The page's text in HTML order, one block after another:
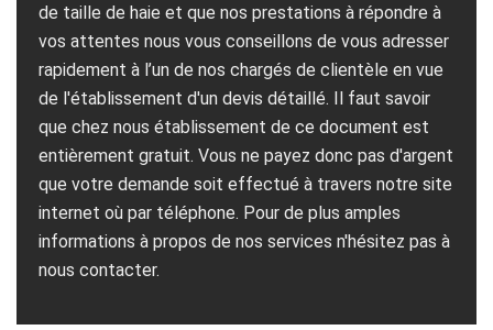
de taille de haie et que nos prestations à répondre à
vos attentes nous vous conseillons de vous adresser
rapidement à l’un de nos chargés de clientèle en vue
de l'établissement d'un devis détaillé. Il faut savoir
que chez nous établissement de ce document est
entièrement gratuit. Vous ne payez donc pas d'argent
que votre demande soit effectué à travers notre site
internet où par téléphone. Pour de plus amples
informations à propos de nos services n'hésitez pas à
nous contacter.